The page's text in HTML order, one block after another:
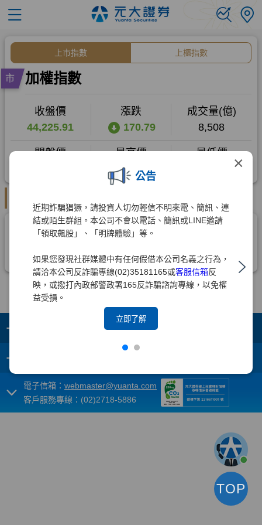
×
公告
近期詐騙猖獗，請投資人切勿輕信不明來電、簡訊、連
結或陌生群組。本公司不會以電話、簡訊或LINE邀請
「領取飆股」、「明牌體驗」等。
如果您發現社群媒體中有任何假借本公司名義之行為，
請洽本公司反詐騙專線(02)35181165或客服信箱反
映，或撥打內政部警政署165反詐騙諮詢專線，以免權
益受損。
立即了解
+
+
電子信箱： webmaster@yuanta.com
客戶服務專線：(02)2718-5886
TOP